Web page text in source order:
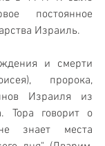
постоянное
Израиль.
и смерти
пророка,
Израиля из
Тора говорит о
знает места